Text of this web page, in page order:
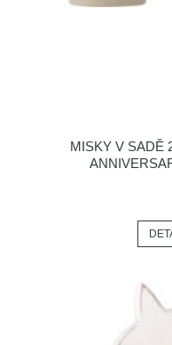
MISKY V SADĚ